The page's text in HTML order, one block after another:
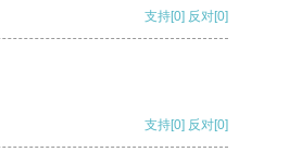
支持[0] 反对[0]
支持[0] 反对[0]